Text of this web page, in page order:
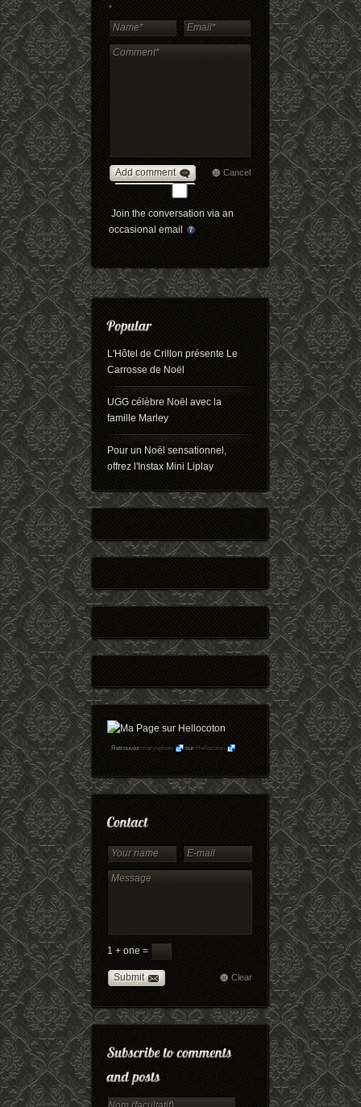
*
Add comment Cancel
Join the conversation via an
occasional email
L'Hôtel de Crillon présente Le
Carrosse de Noël
UGG célèbre Noël avec la
famille Marley
Pour un Noël sensationnel,
offrez l'Instax Mini Liplay
Retrouvezmaryophoto surHellocoton
1 + one =
Submit Clear